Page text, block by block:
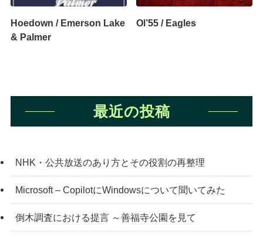
Hoedown / Emerson Lake
& Palmer
Ol’55 / Eagles
最近の投稿
NHK・公共放送のあり方とその役割の再整理
Microsoft – CopilotにWindowsについて聞いてみた
倒木調査における提言 ～善福寺公園を見て